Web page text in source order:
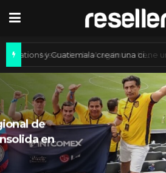
ARGENTINA
Axis Communications
Argentina se fortalece con
nueva sede